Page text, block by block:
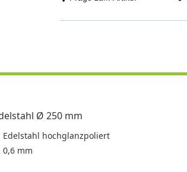
Ø 250 mm
Edelstahl hochglanzpoliert
0,6 mm